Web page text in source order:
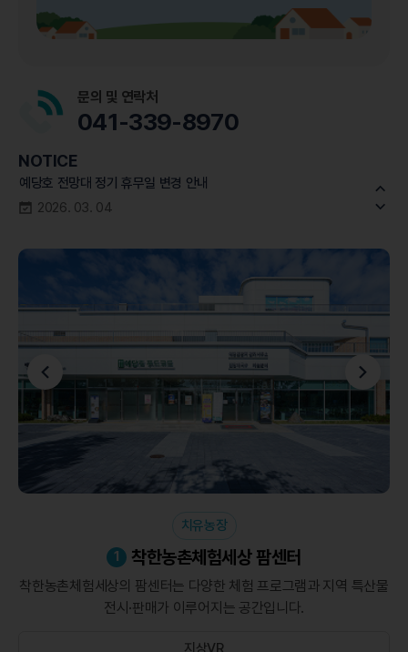
문의 및 연락처
041-339-8970
NOTICE
예당호 전망대 정기 휴무일 변경 안내
2026. 03. 04
예당관광지 5월 정기 휴무일 변경 운영 안내
2026. 04. 16
예당호 전망대 정기 휴무일 변경 안내
2026. 03. 04
치유농장
1
착한농촌체험세상 팜센터
착한농촌체험세상의 팜센터는 다양한 체험 프로그램과 지역 특산물
전시·판매가 이루어지는 공간입니다.
지상VR
치유농장
2
착한농촌체험세상 지원센터
방문객의 편의를 위한 안내와 운영을 맡고 있는 종합 지원
공간입니다.
지상VR
치유농장
3
숙박시설
자연 속에서 하루를 보내고 싶은 분들을 위한 시설로 편하게 머무를
수 있는 공간입니다.
지상VR
치유농장
4 착한농촌체험세상 작물경작지​
농부가 되어보는 체험, 직접 키우는 기쁨! 작물을 심고 가꾸며
생명의 소중함을 배우는 경작 체험장이 마련되어 있습니다.
치유농장
5
생태연못
여름철 시원한 물놀이 공간으로도 활용되어 아이들에게 인기
만점입니다.
지상VR
치유농장
6
어린이놀이터
안전하고 창의적인 공간에서 신나게 뛰어놀 수 있는 어린이 놀이터!
아이들의 몸과 마음을 건강하게 키워줍니다.
지상VR
치유정원
7
허브원
향긋한 허브향이 가득한 정원에서 자연 치유를 느끼고 다양한 허브
식물을 보고 체험할 수 있는 힐링 공간입니다.
지상VR
치유정원
8
들풀힐링원
들풀로 구성된 공간으로, 힐링 산책로가 마련되어 있습니다. 피로를
내려놓고 조용히 마음을 가다듬는 시간을 보내보세요.
지상VR
치유정원
9
예당호 전망대
탁 트인 예당호를 한눈에 조망할 수 있는 전망 포인트입니다. 사진
명소로도 유명한 이곳에서 아름다운 석양과 자연의 절경을
주차장
10 주차장
넉한 주차 공간을 갖춘 주차장으로, 방문객들이 편리하게 차량을
주차하실 수 있도록 마련되어 있습니다.
지상VR
주차장
11 주차장
넉한 주차 공간을 갖춘 주차장으로, 방문객들이 편리하게 차량을
주차하실 수 있도록 마련되어 있습니다.
지상VR